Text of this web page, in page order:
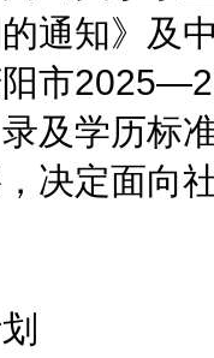
通知》及
市
及学历标
决定面向